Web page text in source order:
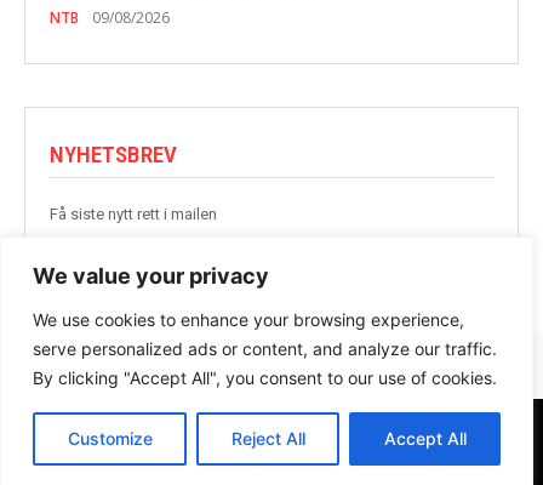
We value your privacy
We use cookies to enhance your browsing experience,
serve personalized ads or content, and analyze our traffic.
By clicking "Accept All", you consent to our use of cookies.
Customize Reject All Accept All
NTB 09/08/2026
NYHETSBREV
Få siste nytt rett i mailen